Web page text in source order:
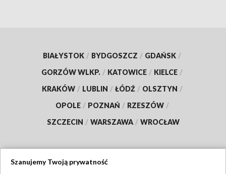
BIAŁYSTOK / BYDGOSZCZ / GDAŃSK /
GORZÓW WLKP. / KATOWICE / KIELCE /
KRAKÓW / LUBLIN / ŁÓDŹ / OLSZTYN /
OPOLE / POZNAŃ / RZESZÓW /
SZCZECIN / WARSZAWA / WROCŁAW
Szanujemy Twoją prywatność